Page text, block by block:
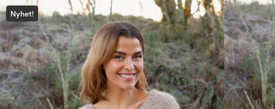
Nyhet!